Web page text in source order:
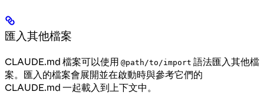
匯入其他檔案
CLAUDE.md 檔案可以使用 @path/to/import 語法匯入其他檔
案。匯入的檔案會展開並在啟動時與參考它們的
CLAUDE.md 一起載入到上下文中。